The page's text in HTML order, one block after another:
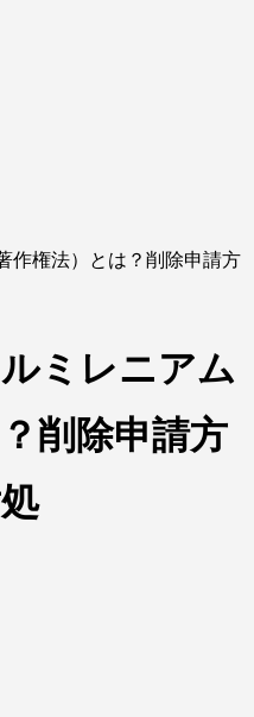
調査・アンケート
作権法）とは？削除申請方
ミレニアム
削除申請方